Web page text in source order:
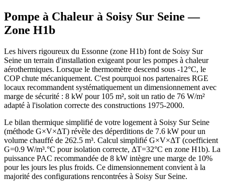
Pompe à Chaleur à Soisy Sur Seine —
Zone H1b
Les hivers rigoureux du Essonne (zone H1b) font de Soisy Sur
Seine un terrain d'installation exigeant pour les pompes à chaleur
aérothermiques. Lorsque le thermomètre descend sous -12°C, le
COP chute mécaniquement. C'est pourquoi nos partenaires RGE
locaux recommandent systématiquement un dimensionnement avec
marge de sécurité : 8 kW pour 105 m², soit un ratio de 76 W/m²
adapté à l'isolation correcte des constructions 1975-2000.
Le bilan thermique simplifié de votre logement à Soisy Sur Seine
(méthode G×V×ΔT) révèle des déperditions de 7.6 kW pour un
volume chauffé de 262.5 m³. Calcul simplifié G×V×ΔT (coefficient
G=0.9 W/m³.°C pour isolation correcte, ΔT=32°C en zone H1b). La
puissance PAC recommandée de 8 kW intègre une marge de 10%
pour les jours les plus froids. Ce dimensionnement convient à la
majorité des configurations rencontrées à Soisy Sur Seine.